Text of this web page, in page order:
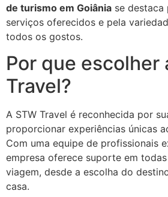
de turismo em Goiânia se destaca
serviços oferecidos e pela
todos os gostos.
Por que escolher
Travel?
A STW Travel é reconhecida por
proporcionar experiências únicas
Com uma equipe de profissionais
empresa oferece suporte em
viagem, desde a escolha do
casa.